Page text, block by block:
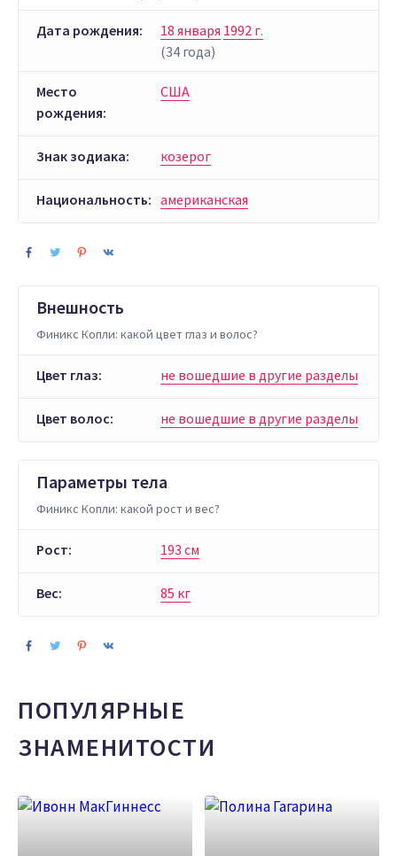
Дата рождения: 18 января 1992 г.
(34 года)
Место
рождения:
США
Знак зодиака: козерог
Национальность: американская
Внешность
Финикс Копли: какой цвет глаз и волос?
Цвет глаз: не вошедшие в другие разделы
Цвет волос: не вошедшие в другие разделы
Параметры тела
Финикс Копли: какой рост и вес?
Рост: 193 см
Вес: 85 кг
ПОПУЛЯРНЫЕ
ЗНАМЕНИТОСТИ